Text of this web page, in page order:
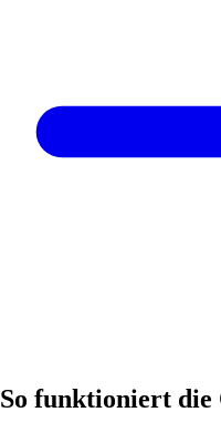
So funktioniert die